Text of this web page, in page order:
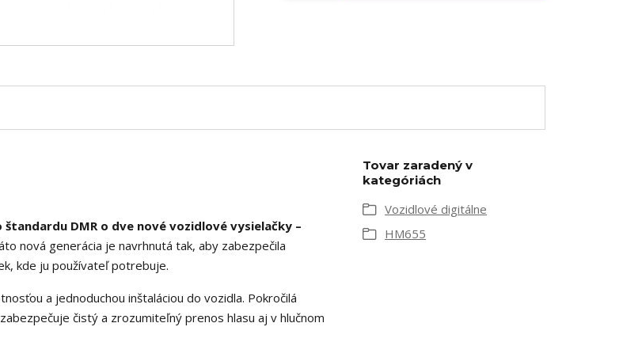
DMR o dve nové vozidlové vysielačky –
nová generácia je navrhnutá tak, aby zabezpečila
kde ju používateľ potrebuje.
a jednoduchou inštaláciou do vozidla. Pokročilá
zabezpečuje čistý a zrozumiteľný prenos hlasu aj v hlučnom
Tovar zaradený v
kategóriách
Vozidlové digitálne
HM655